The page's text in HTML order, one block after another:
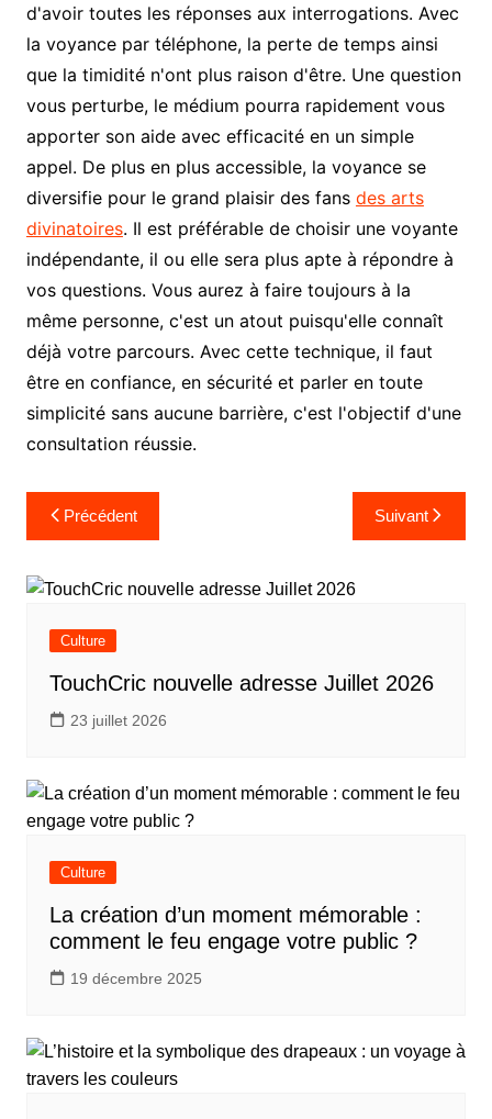
d'avoir toutes les réponses aux interrogations. Avec
la voyance par téléphone, la perte de temps ainsi
que la timidité n'ont plus raison d'être. Une question
vous perturbe, le médium pourra rapidement vous
apporter son aide avec efficacité en un simple
appel. De plus en plus accessible, la voyance se
diversifie pour le grand plaisir des fans des arts
divinatoires. Il est préférable de choisir une voyante
indépendante, il ou elle sera plus apte à répondre à
vos questions. Vous aurez à faire toujours à la
même personne, c'est un atout puisqu'elle connaît
déjà votre parcours. Avec cette technique, il faut
être en confiance, en sécurité et parler en toute
simplicité sans aucune barrière, c'est l'objectif d'une
consultation réussie.
Navigation
de
l’article
Précédent Suivant
Culture
TouchCric nouvelle adresse Juillet 2026
23 juillet 2026
Culture
La création d’un moment mémorable :
comment le feu engage votre public ?
19 décembre 2025